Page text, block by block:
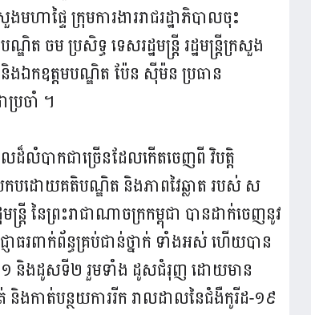
មហាផ្ទៃ ក្រុមការងាររាជរដ្ឋាភិបាលចុះ
ត ចម ប្រសិទ្ធ ទេសរដ្ឋមន្ត្រី រដ្ឋមន្ត្រីក្រសួង
ន៍ និងឯកឧត្តមបណ្ឌិត ប៉ែន ស៊ីម៉ន ប្រធាន
ប្រចាំ ។
ដ៏លំបាកជាច្រើនដែលកើតចេញពី វិបត្តិ
បដោយគតិបណ្ឌិត និងភាពវៃឆ្លាត របស់ ស
រី នៃព្រះរាជាណាចក្រកម្ពុជា បានដាក់ចេញនូវ
ធរពាក់ព័ន្ធគ្រប់ជាន់ថ្នាក់ ទាំងអស់ ហើយបាន
១ និងដូសទី២ រួមទាំង ដូសជំរុញ ដោយមាន
និងកាត់បន្ថយការរីក រាលដាលនៃជំងឺកូរីដ-១៩